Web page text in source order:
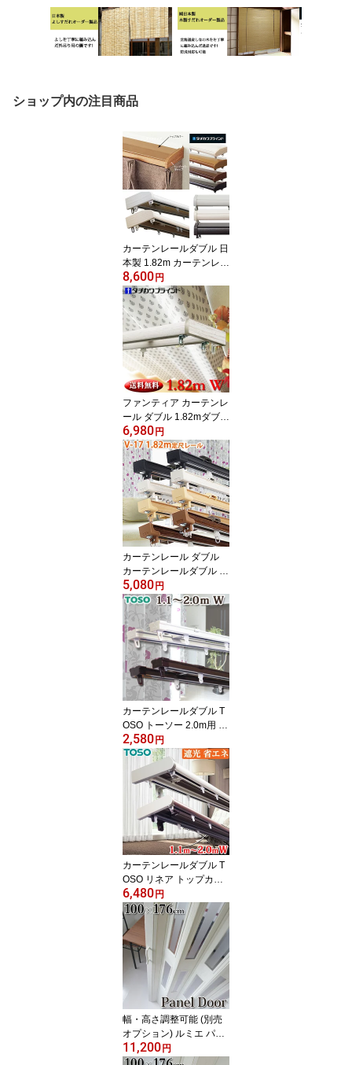
ショップ内の注目商品
カーテンレールダブル 日
本製 1.82m カーテンレー
ル ダブル タチカワブラ
インド ファンティア ト
ップカバーセット サイド
カバー付 天井カバー付
上部からの光漏れ防止 遮
光性有り 継目がない定尺
カーテンレール 基本は正
面付タイプ
8,600 円
ファンティア カーテンレ
ール ダブル 1.82mダブル
サイドカバー仕様 タチカ
ワブラインド 日本製 ダ
ブルレール 定尺 送料無
料 継目がない定尺カーテ
ンレール 長さカット無料
片開への仕様変更無料 正
面付・天井付・L型選択
可能
6,980 円
カーテンレール ダブル
カーテンレールダブル タ
チカワブラインド 17mm
角型 V17 1.82m 定尺レ
ール 送料無料 継目がな
い定尺カーテンレール 長
さカット無料 正面付・天
井付選択可能
5,080 円
カーテンレールダブル T
OSO トーソー 2.0m用 カ
ーテンレール ダブル 伸
縮カーテンレール 1.1～
2.0mの範囲で伸縮 両開
き ホワイト・ブラウン
正面付ブラケット付 リー
ズナブル 角型伸縮
2,580 円
カーテンレールダブル T
OSO リネア トップカバ
ー 2.0mダブル 伸縮カー
テンレール 伸縮 カーテ
ンレール ダブル 木目調
1.2～2.0mの範囲で使用
可 トップカバー付 サイ
ドカバー付 カーテンリタ
ーン仕様可 日本製
6,480 円
幅・高さ調整可能 (別売
オプション) ルミエ パネ
ルドア アコーディオンカ
ーテン 窓付 【幅100cm×
11,200 円